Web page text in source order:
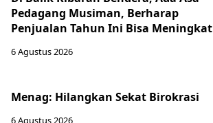
Pedagang Musiman, Berharap
Penjualan Tahun Ini Bisa Meningkat
6 Agustus 2026
Menag: Hilangkan Sekat Birokrasi
6 Agustus 2026